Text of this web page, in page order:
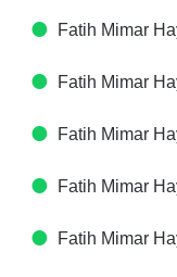
Fatih Mimar
Fatih Mimar
Fatih Mimar
Fatih Mimar
Fatih Mimar